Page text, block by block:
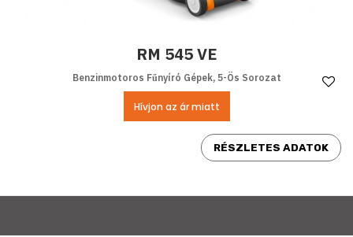
RM 545 VE
Benzinmotoros Fűnyíró Gépek, 5-Ös Sorozat
Hívjon az ár miatt
RÉSZLETES ADATOK